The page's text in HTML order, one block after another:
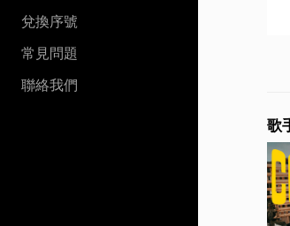
兌換序號
常見問題
聯絡我們
歌